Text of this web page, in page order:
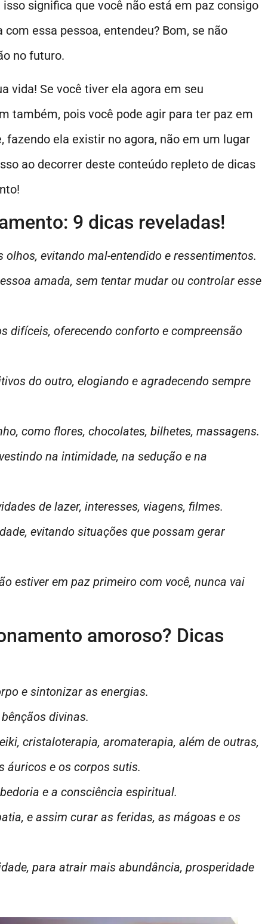
significa que você não está em paz consigo
essa pessoa, entendeu? Bom, se não
no futuro.
vida! Se você tiver ela agora em seu
também, pois você pode agir para ter paz em
fazendo ela existir no agora, não em um lugar
ao decorrer deste conteúdo repleto de dicas
9 dicas reveladas!
evitando mal-entendido e ressentimentos.
amada, sem tentar mudar ou controlar esse
difíceis, oferecendo conforto e compreensão
do outro, elogiando e agradecendo sempre
como flores, chocolates, bilhetes, massagens.
na intimidade, na sedução e na
de lazer, interesses, viagens, filmes.
evitando situações que possam gerar
estiver em paz primeiro com você, nunca vai
amoroso? Dicas
e sintonizar as energias.
divinas.
cristaloterapia, aromaterapia, além de outras,
áuricos e os corpos sutis.
e a consciência espiritual.
e assim curar as feridas, as mágoas e os
para atrair mais abundância, prosperidade